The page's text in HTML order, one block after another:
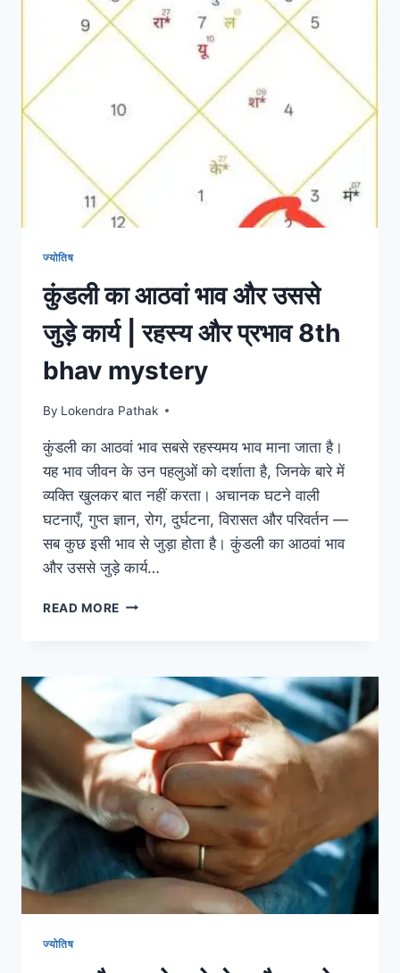
है?
कुंडली
में
है
और
इससे
DETAILED
ज्योतिष
कुंडली का आठवां भाव और उससे
जुड़े कार्य | रहस्य और प्रभाव 8th
bhav mystery
By Lokendra Pathak
कुंडली का आठवां भाव सबसे रहस्यमय भाव माना जाता है।
यह भाव जीवन के उन पहलुओं को दर्शाता है, जिनके बारे में
व्यक्ति खुलकर बात नहीं करता। अचानक घटने वाली
घटनाएँ, गुप्त ज्ञान, रोग, दुर्घटना, विरासत और परिवर्तन —
सब कुछ इसी भाव से जुड़ा होता है। कुंडली का आठवां भाव
और उससे जुड़े कार्य…
READ MORE कुंडली
उससे
जुड़े
कार्य
|
रहस्य
और
प्रभाव
8TH
BHAV
MYSTERY
ज्योतिष